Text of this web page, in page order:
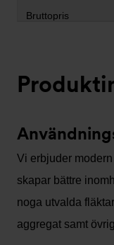
Vi erbjuder
skapar bättre
noga utvalda
aggregat samt